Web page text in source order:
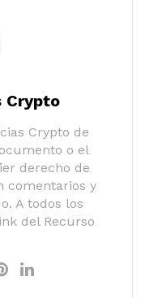
Crypto
Crypto de
o el
derecho de
comentarios y
A todos los
del Recurso